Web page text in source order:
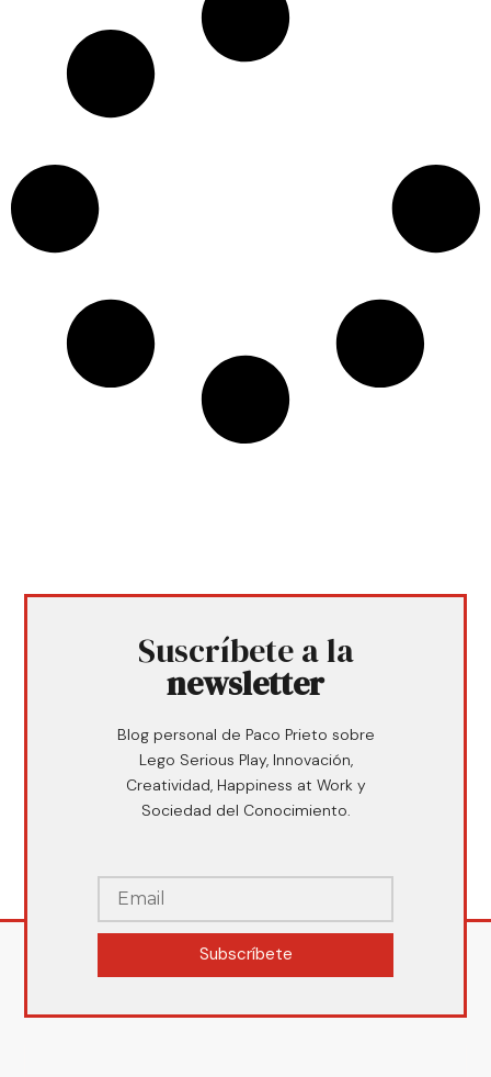
Suscríbete a la
newsletter
Blog personal de Paco Prieto sobre
Lego Serious Play, Innovación,
Creatividad, Happiness at Work y
Sociedad del Conocimiento.
Subscríbete